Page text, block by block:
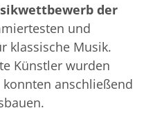
der
und
klassische Musik.
Künstler wurden
anschließend